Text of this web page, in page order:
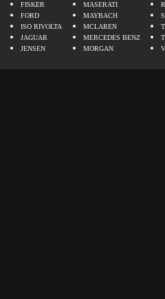
FISKER
FORD
ISO RIVOLTA
JAGUAR
JENSEN
MASERATI
MAYBACH
MCLAREN
MERCEDES BENZ
MORGAN